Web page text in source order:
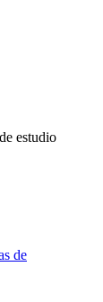
estudio
de